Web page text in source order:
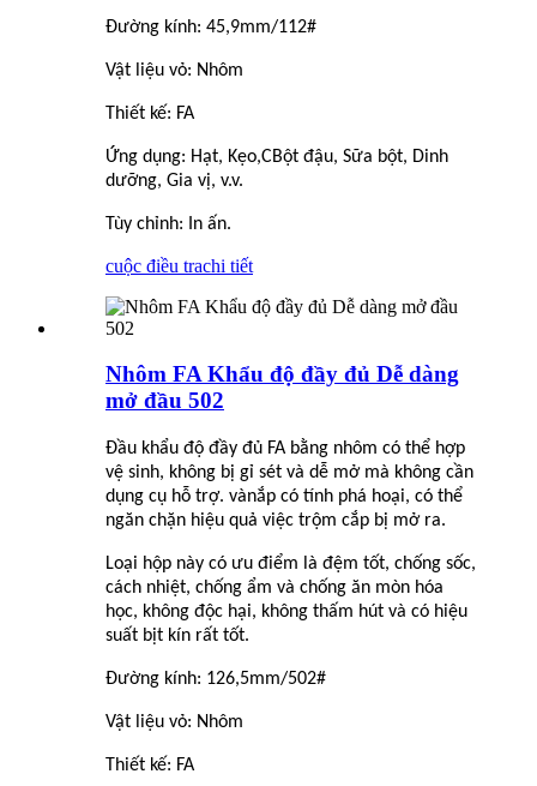
Đường kính: 45,9mm/112#
Vật liệu vỏ: Nhôm
Thiết kế: FA
Ứng dụng: Hạt, Kẹo,CBột đậu, Sữa bột, Dinh
dưỡng, Gia vị, v.v.
Tùy chỉnh: In ấn.
cuộc điều trachi tiết
Nhôm FA Khẩu độ đầy đủ Dễ dàng
mở đầu 502
Đầu khẩu độ đầy đủ FA bằng nhôm có thể hợp
vệ sinh, không bị gỉ sét và dễ mở mà không cần
dụng cụ hỗ trợ. vànắp có tính phá hoại, có thể
ngăn chặn hiệu quả việc trộm cắp bị mở ra.
Loại hộp này có ưu điểm là đệm tốt, chống sốc,
cách nhiệt, chống ẩm và chống ăn mòn hóa
học, không độc hại, không thấm hút và có hiệu
suất bịt kín rất tốt.
Đường kính: 126,5mm/502#
Vật liệu vỏ: Nhôm
Thiết kế: FA